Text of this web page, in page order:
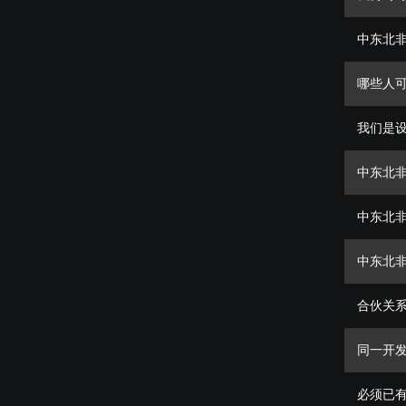
中东北
哪些人
我们是
中东北
中东北
中东北
合伙关
同一开
必须已